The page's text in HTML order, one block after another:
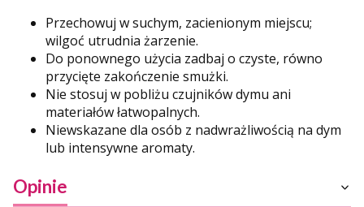
Przechowuj w suchym, zacienionym miejscu;
wilgoć utrudnia żarzenie.
Do ponownego użycia zadbaj o czyste, równo
przycięte zakończenie smużki.
Nie stosuj w pobliżu czujników dymu ani
materiałów łatwopalnych.
Niewskazane dla osób z nadwrażliwością na dym
lub intensywne aromaty.
Opinie